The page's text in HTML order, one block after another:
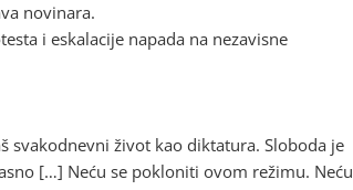
novinara.
i eskalacije napada na nezavisne
svakodnevni život kao diktatura. Sloboda je
[…] Neću se pokloniti ovom režimu. Neću